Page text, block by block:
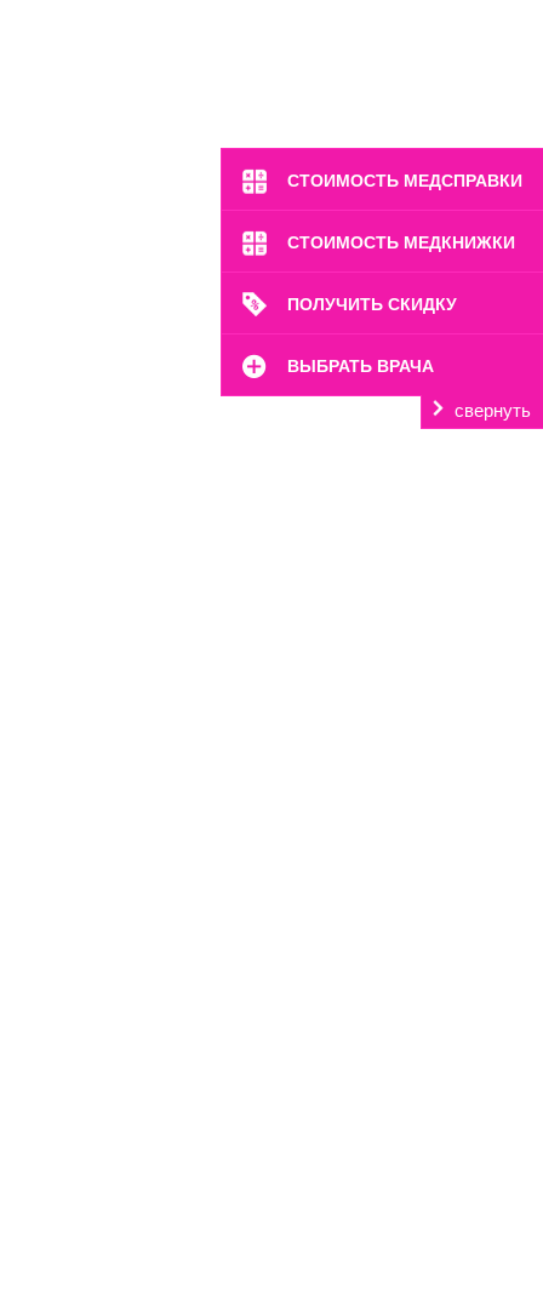
СТОИМОСТЬ МЕДСПРАВКИ
СТОИМОСТЬ МЕДКНИЖКИ
ПОЛУЧИТЬ СКИДКУ
ВЫБРАТЬ ВРАЧА
свернуть